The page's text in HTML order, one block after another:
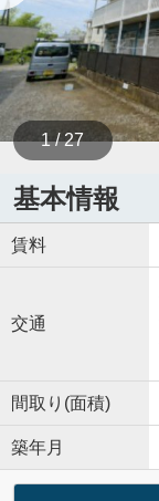
1 / 27
基本情報
賃料
交通
間取り(面積)
築年月